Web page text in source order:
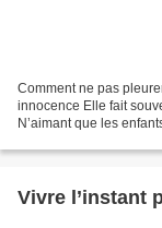
Comment ne pas
innocence Elle fait
N’aimant que les
Vivre l’instant